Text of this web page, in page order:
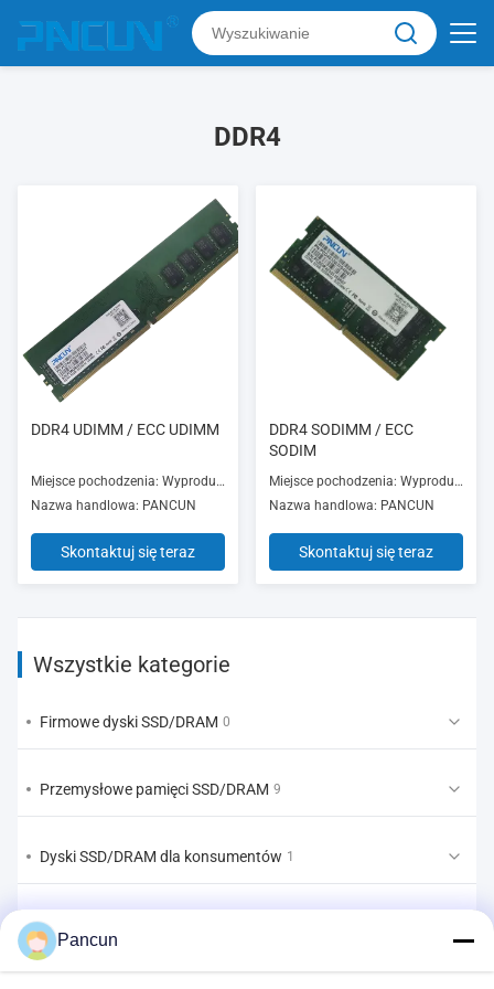
DDR4
DDR4 UDIMM / ECC UDIMM
Miejsce pochodzenia: Wyprodukowano w Chinach
Nazwa handlowa: PANCUN
Skontaktuj się teraz
DDR4 SODIMM / ECC
SODIM
Miejsce pochodzenia: Wyprodukowano w Chinach
Nazwa handlowa: PANCUN
Skontaktuj się teraz
Wszystkie kategorie
Firmowe dyski SSD/DRAM 0
Przemysłowe pamięci SSD/DRAM 9
Dyski SSD/DRAM dla konsumentów 1
EMMC/UFS/LPDDR
Pancun